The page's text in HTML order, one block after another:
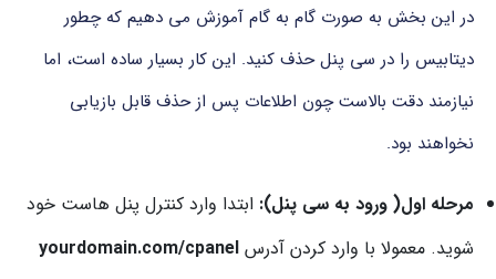
در این بخش به صورت گام به گام آموزش می دهیم کهچطور
دیتابیس را در سی پنلحذف کنید. این کار بسیار ساده است، اما
نیازمند دقت بالاستچون اطلاعات پس ازحذف قابل بازیابی
نخواهند بود.
مرحله اول( ورود به سی پنل): ابتدا وارد کنترل پنل هاست خود
شوید. معمولا با وارد کردن آدرس yourdomain.com/cpanel